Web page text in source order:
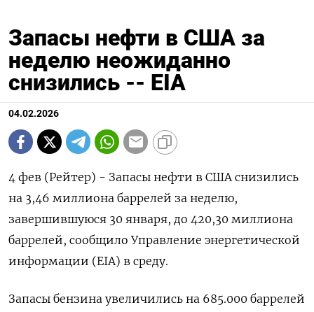
Запасы нефти в США за
неделю неожиданно
снизились -- EIA
04.02.2026
4 фев (Рейтер) - Запасы нефти в США ⁠снизились
на 3,46 миллиона баррелей за неделю,
завершившуюся ⁠30 ​января, до ⁠420,30 миллиона
баррелей, сообщило ⁠Управление энергетической
информации (EIA) ‌в среду.
Запасы ‍бензина увеличились на ‌685.000 баррелей